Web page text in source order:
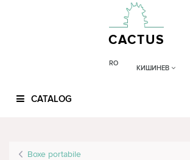
CACTUS
RO
КИШИНЕВ
CATALOG
Boxe portabile